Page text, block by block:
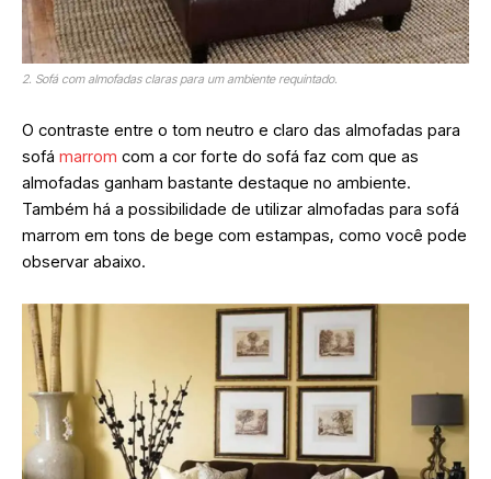
2. Sofá com almofadas claras para um ambiente requintado.
O contraste entre o tom neutro e claro das almofadas para
sofá marrom com a cor forte do sofá faz com que as
almofadas ganham bastante destaque no ambiente.
Também há a possibilidade de utilizar almofadas para sofá
marrom em tons de bege com estampas, como você pode
observar abaixo.